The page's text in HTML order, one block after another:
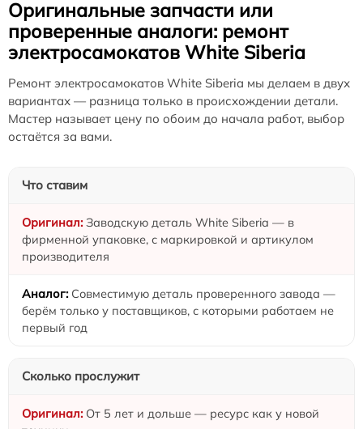
Оригинальные запчасти или
проверенные аналоги: ремонт
электросамокатов White Siberia
Ремонт электросамокатов White Siberia мы делаем в двух
вариантах — разница только в происхождении детали.
Мастер называет цену по обоим до начала работ, выбор
остаётся за вами.
Что ставим
Заводскую деталь White Siberia — в
фирменной упаковке, с маркировкой и артикулом
производителя
Совместимую деталь проверенного завода —
берём только у поставщиков, с которыми работаем не
первый год
Сколько прослужит
От 5 лет и дольше — ресурс как у новой